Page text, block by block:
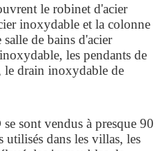
le robinet d'acier
inoxydable et la colonne
de bains d'acier
les pendants de
le drain inoxydable de
sont vendus à presque 90
utilisés dans les villas, les